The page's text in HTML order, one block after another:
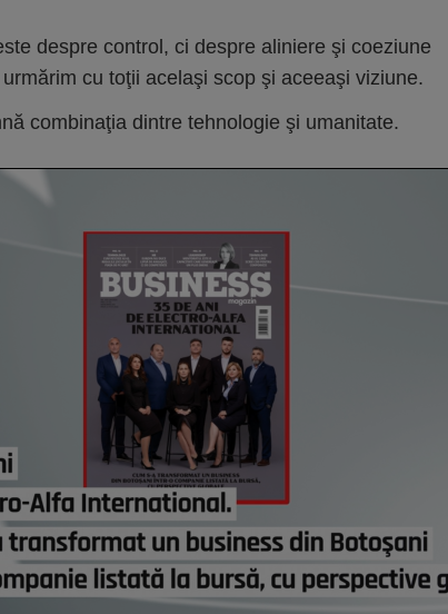
despre control, ci despre aliniere şi coeziune
cu toţii acelaşi scop şi aceeaşi viziune.
combinaţia dintre tehnologie şi umanitate.